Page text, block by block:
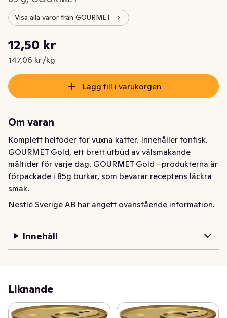
Visa alla varor från GOURMET
Nuvarande pris är: 12,50 kr
12,50 kr
147,06 kr /kg
Styckpris: 147,06 kr /kg
Lägg till i varukorgen
Om varan
Komplett helfoder för vuxna katter. Innehåller tonfisk.
GOURMET Gold, ett brett utbud av välsmakande
måltider för varje dag. GOURMET Gold –produkterna är
förpackade i 85g burkar, som bevarar receptens läckra
smak.
Nestlé Sverige AB har angett ovanstående information.
Innehåll
Liknande